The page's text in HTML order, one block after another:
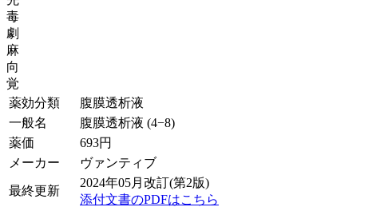
毒
劇
麻
向
覚
薬効分類
腹膜透析液
一般名
腹膜透析液 (4−8)
薬価
693円
メーカー
ヴァンティブ
最終更新
2024年05月改訂(第2版)
添付文書のPDFはこちら